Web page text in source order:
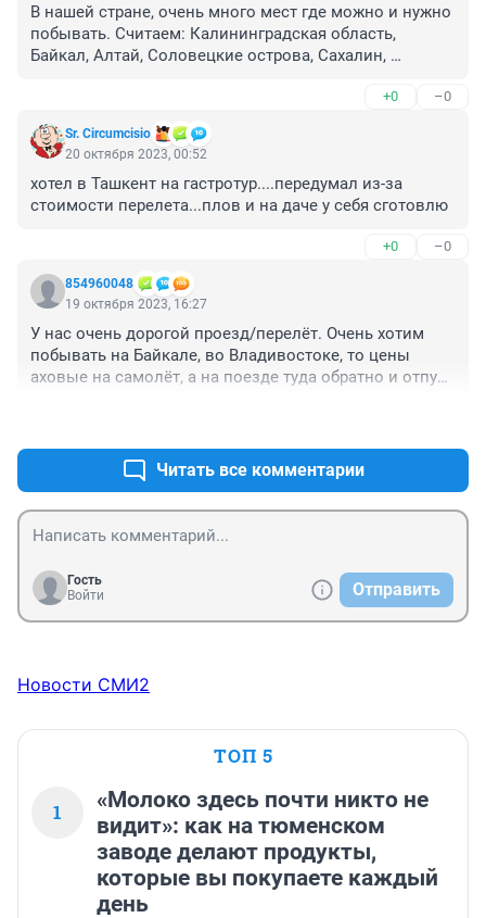
В нашей стране, очень много мест где можно и нужно
побывать. Считаем: Калининградская область,
Байкал, Алтай, Соловецкие острова, Сахалин,
Но, не развитость регионов, дороговизна проезда/
перелета, отсутствие нормального сервиса (не хапуг
рвачей, а действительно человечного отношения, а
не как к кошельку на ногах), не дают развиваться
внутреннему туризму.
Хотя, внутренний туризм - это большой
+0 –0
Sr. Circumcisio
20 октября 2023, 00:52
хотел в Ташкент на гастротур....передумал из-за
стоимости перелета...плов и на даче у себя сготовлю
+0 –0
854960048
19 октября 2023, 16:27
У нас очень дорогой проезд/перелёт. Очень хотим
побывать на Байкале, во Владивостоке, то цены
аховые на самолёт, а на поезде туда обратно и отпуск
Читать все комментарии
Гость
Войти
Отправить
Новости СМИ2
ТОП 5
1
«Молоко здесь почти никто не
видит»: как на тюменском
заводе делают продукты,
которые вы покупаете каждый
день